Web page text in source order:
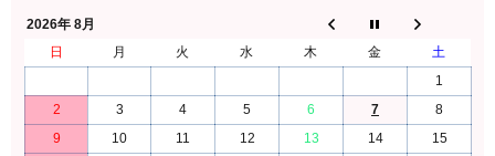
2026年 8月
日
月 火 水 木 金
土
1
2
3 4 5 6 7
8
9
10 11 12 13 14 15